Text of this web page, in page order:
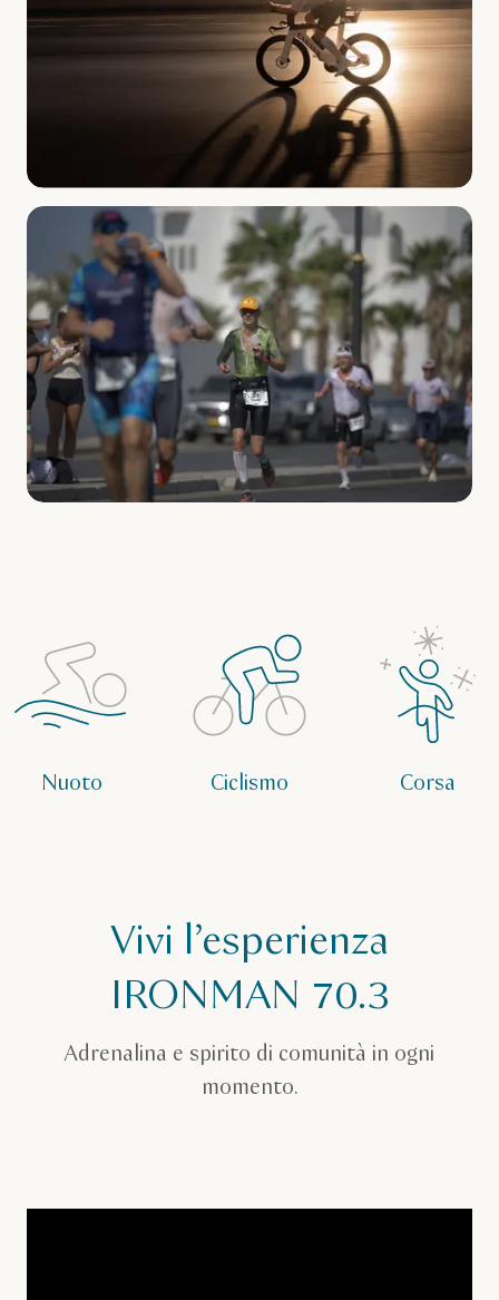
Nuoto Ciclismo Corsa
Vivi l’esperienza
IRONMAN 70.3
Adrenalina e spirito di comunità in ogni
momento.